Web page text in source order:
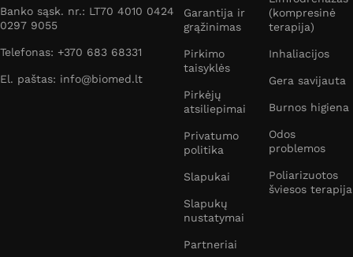
Banko sąsk. nr.: LT70 4010 0424
0297 9055
Telefonas: +370 683 68331
El. paštas: info@biomed.lt
Garantija ir
grąžinimas
Pirkimo
taisyklės
Pirkėjų
atsiliepimai
Privatumo
politika
Slapukai
Slapukų
nustatymai
Partneriai
(kompresinė
terapija)
Inhaliacijos
Gera savijauta
Burnos higiena
Odos
problemos
Poliarizuotos
šviesos terapija